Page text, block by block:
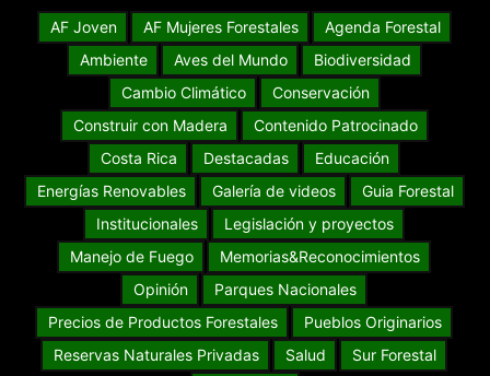
AF Joven AF Mujeres Forestales
Agenda Forestal
Ambiente
Aves del Mundo
Biodiversidad
Cambio Climático
Conservación
Construir con Madera
Contenido Patrocinado
Costa Rica
Destacadas
Educación
Energías Renovables
Galería de videos
Guia Forestal
Institucionales
Legislación y proyectos
Manejo de Fuego
Memorias&Reconocimientos
Opinión
Parques Nacionales
Precios de Productos Forestales
Pueblos Originarios
Reservas Naturales Privadas
Salud
Sur Forestal